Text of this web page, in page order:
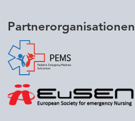
Partnerorganisationen